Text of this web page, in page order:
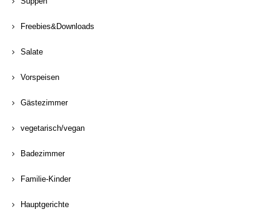
Freebies&Downloads
Salate
Vorspeisen
Gästezimmer
vegetarisch/vegan
Badezimmer
Familie-Kinder
Hauptgerichte